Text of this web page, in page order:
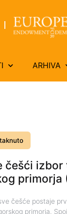
ARHIVA
češći
primorja
češće postaje
primorja.